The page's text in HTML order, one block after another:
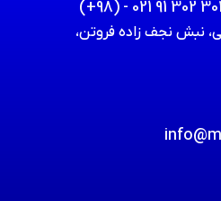
(+98) - 021 91 302
نبش نجف زاده فروتن،